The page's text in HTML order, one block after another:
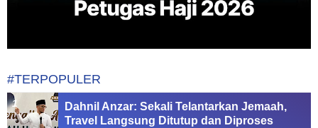
#TERPOPULER
Dahnil Anzar: Sekali Telantarkan Jemaah,
Travel Langsung Ditutup dan Diproses